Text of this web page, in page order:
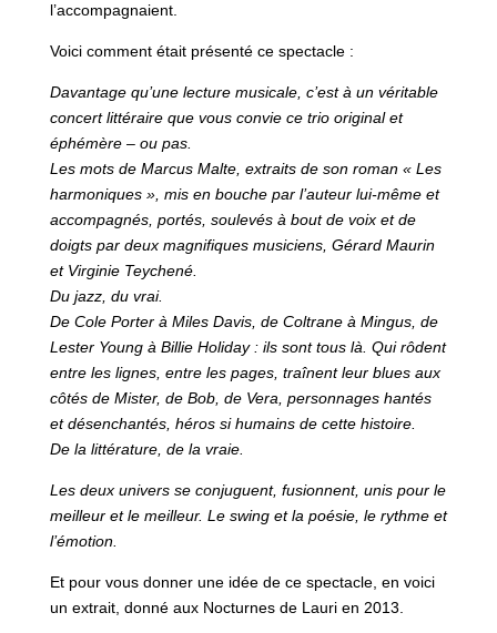
l’accompagnaient.
Voici comment était présenté ce spectacle :
Davantage qu’une lecture musicale, c’est à un véritable
concert littéraire que vous convie ce trio original et
éphémère – ou pas.
Les mots de Marcus Malte, extraits de son roman « Les
harmoniques », mis en bouche par l’auteur lui-même et
accompagnés, portés, soulevés à bout de voix et de
doigts par deux magnifiques musiciens, Gérard Maurin
et Virginie Teychené.
Du jazz, du vrai.
De Cole Porter à Miles Davis, de Coltrane à Mingus, de
Lester Young à Billie Holiday : ils sont tous là. Qui rôdent
entre les lignes, entre les pages, traînent leur blues aux
côtés de Mister, de Bob, de Vera, personnages hantés
et désenchantés, héros si humains de cette histoire.
De la littérature, de la vraie.
Les deux univers se conjuguent, fusionnent, unis pour le
meilleur et le meilleur. Le swing et la poésie, le rythme et
l’émotion.
Et pour vous donner une idée de ce spectacle, en voici
un extrait, donné aux Nocturnes de Lauri en 2013.